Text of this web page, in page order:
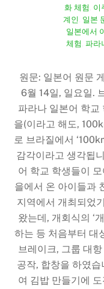
화 체험 이
계인 일본
일본에서
체험 파라
원문: 일본어 원문
6월 14일, 일요일.
파라나 일본어 학교
을(이라고 해도,
로 브라질에서
감각이라고 생각됩
어 학교 학생들이
을에서 온 아이들과
지역에서 개최되었
왔는데, 개회식의 ‘
하는 등 처음부터 대
브레이크, 그룹 대
공작, 합창을 하였
여 김밥 만들기에